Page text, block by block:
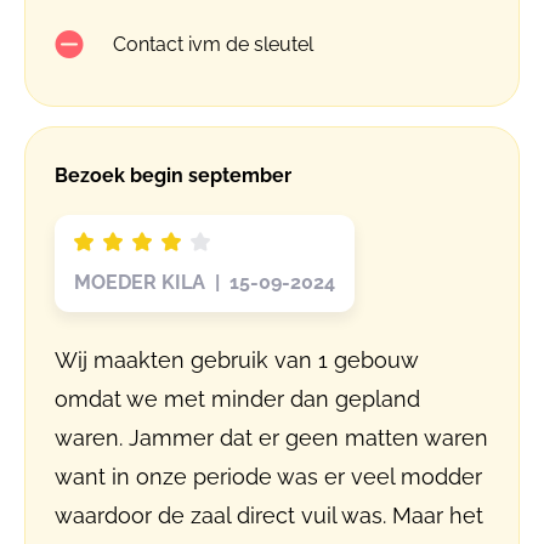
Contact ivm de sleutel
Bezoek begin september
MOEDER KILA | 15-09-2024
Wij maakten gebruik van 1 gebouw
omdat we met minder dan gepland
waren. Jammer dat er geen matten waren
want in onze periode was er veel modder
waardoor de zaal direct vuil was. Maar het